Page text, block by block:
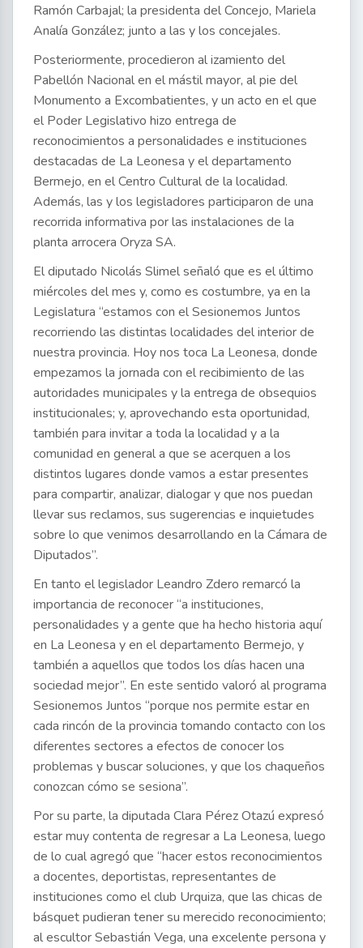
Ramón Carbajal; la presidenta del Concejo, Mariela
Analía González; junto a las y los concejales.
Posteriormente, procedieron al izamiento del
Pabellón Nacional en el mástil mayor, al pie del
Monumento a Excombatientes, y un acto en el que
el Poder Legislativo hizo entrega de
reconocimientos a personalidades e instituciones
destacadas de La Leonesa y el departamento
Bermejo, en el Centro Cultural de la localidad.
Además, las y los legisladores participaron de una
recorrida informativa por las instalaciones de la
planta arrocera Oryza SA.
El diputado Nicolás Slimel señaló que es el último
miércoles del mes y, como es costumbre, ya en la
Legislatura “estamos con el Sesionemos Juntos
recorriendo las distintas localidades del interior de
nuestra provincia. Hoy nos toca La Leonesa, donde
empezamos la jornada con el recibimiento de las
autoridades municipales y la entrega de obsequios
institucionales; y, aprovechando esta oportunidad,
también para invitar a toda la localidad y a la
comunidad en general a que se acerquen a los
distintos lugares donde vamos a estar presentes
para compartir, analizar, dialogar y que nos puedan
llevar sus reclamos, sus sugerencias e inquietudes
sobre lo que venimos desarrollando en la Cámara de
Diputados”.
En tanto el legislador Leandro Zdero remarcó la
importancia de reconocer “a instituciones,
personalidades y a gente que ha hecho historia aquí
en La Leonesa y en el departamento Bermejo, y
también a aquellos que todos los días hacen una
sociedad mejor”. En este sentido valoró al programa
Sesionemos Juntos “porque nos permite estar en
cada rincón de la provincia tomando contacto con los
diferentes sectores a efectos de conocer los
problemas y buscar soluciones, y que los chaqueños
conozcan cómo se sesiona”.
Por su parte, la diputada Clara Pérez Otazú expresó
estar muy contenta de regresar a La Leonesa, luego
de lo cual agregó que “hacer estos reconocimientos
a docentes, deportistas, representantes de
instituciones como el club Urquiza, que las chicas de
básquet pudieran tener su merecido reconocimiento;
al escultor Sebastián Vega, una excelente persona y